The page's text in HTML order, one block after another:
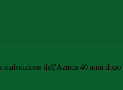
maledizione dell'Azteca 40 anni dopo